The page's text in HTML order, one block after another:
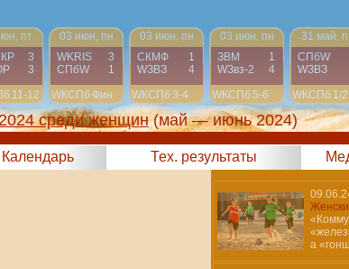
пт
3
3
11-12
03 июн, пн
WKRIS
3
СПбW
1
WКСПбФин
03 июн, пн
СКМФ
1
WЗВЗ
4
WКСПб3-4
03 июн, пн
ЗВМ
1
WЗвз-2
4
WКСПб5-6
31 май,
СПбW
WЗВЗ
WКСПб 1/2
среди женщин (май — июнь 2024)
Календарь Тех. результаты
а